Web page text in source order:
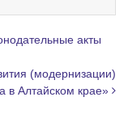
акты
(модернизации)
в Алтайском крае»